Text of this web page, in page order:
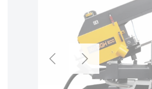
Zurück Weiter